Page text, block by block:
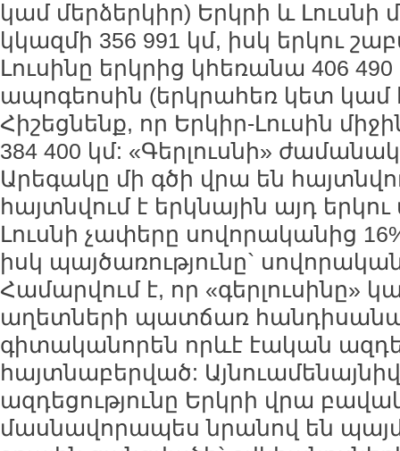
կամ մերձերկիր) Երկրի և Լուսնի
կկազմի 356 991 կմ, իսկ երկու
Լուսինը երկրից կհեռանա 406
ապոգեոսին (երկրահեռ կետ կամ
Հիշեցնենք, որ Երկիր-Լուսին
384 400 կմ: «Գերլուսնի»
Արեգակը մի գծի վրա են
հայտնվում է երկնային այդ
Լուսնի չափերը սովորականից
իսկ պայծառությունը`
Համարվում է, որ «գերլուսինը»
աղետների պատճառ
գիտականորեն որևէ էական
հայտնաբերված:
ազդեցությունը Երկրի վրա
մասնավորապես նրանով են